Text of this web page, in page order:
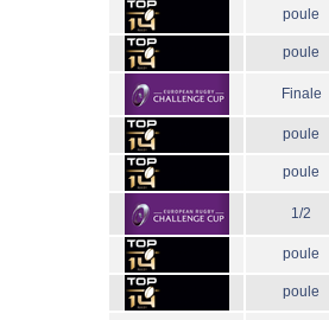
poule
poule
Finale
poule
poule
1/2
poule
poule